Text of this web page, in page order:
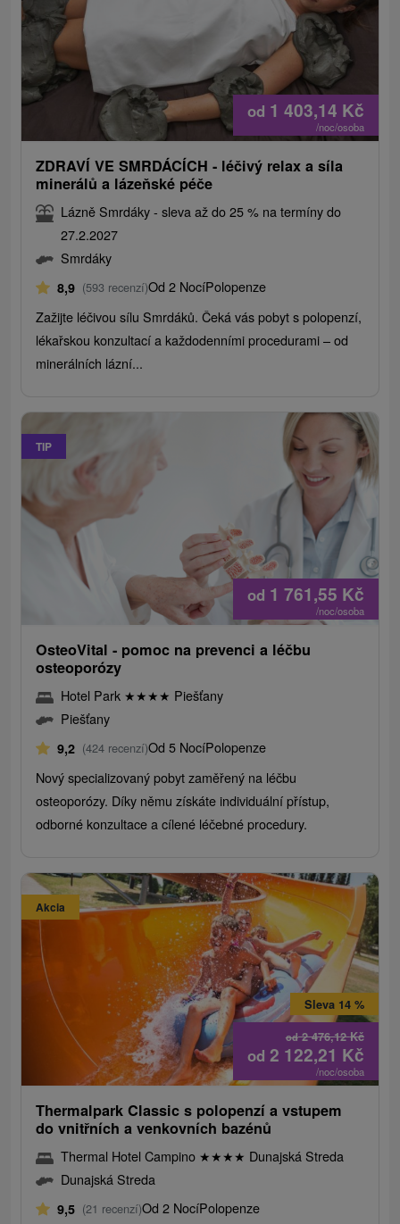
od 1 403,14 Kč
/noc/osoba
ZDRAVÍ VE SMRDÁCÍCH - léčivý relax a síla
minerálů a lázeňské péče
Lázně Smrdáky - sleva až do 25 % na termíny do
27.2.2027
Smrdáky
8,9 (593 recenzí)Od 2 NocíPolopenze
Zažijte léčivou sílu Smrdáků. Čeká vás pobyt s polopenzí,
lékařskou konzultací a každodenními procedurami – od
minerálních lázní...
TIP
od 1 761,55 Kč
/noc/osoba
OsteoVital - pomoc na prevenci a léčbu
osteoporózy
Hotel Park ★★★★ Piešťany
Piešťany
9,2 (424 recenzí)Od 5 NocíPolopenze
Nový specializovaný pobyt zaměřený na léčbu
osteoporózy. Díky němu získáte individuální přístup,
odborné konzultace a cílené léčebné procedury.
Akcia
od2 476,12Kč
Sleva 14 %
od 2 122,21 Kč
/noc/osoba
Thermalpark Classic s polopenzí a vstupem
do vnitřních a venkovních bazénů
Thermal Hotel Campino ★★★★ Dunajská Streda
Dunajská Streda
9,5 (21 recenzí)Od 2 NocíPolopenze